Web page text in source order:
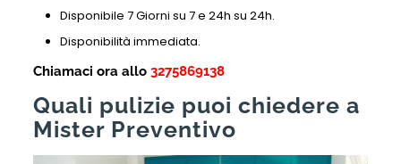
Disponibile 7 Giorni su 7 e 24h su 24h.
Disponibilità immediata.
Chiamaci ora allo 3275869138
Quali pulizie puoi chiedere a
Mister Preventivo